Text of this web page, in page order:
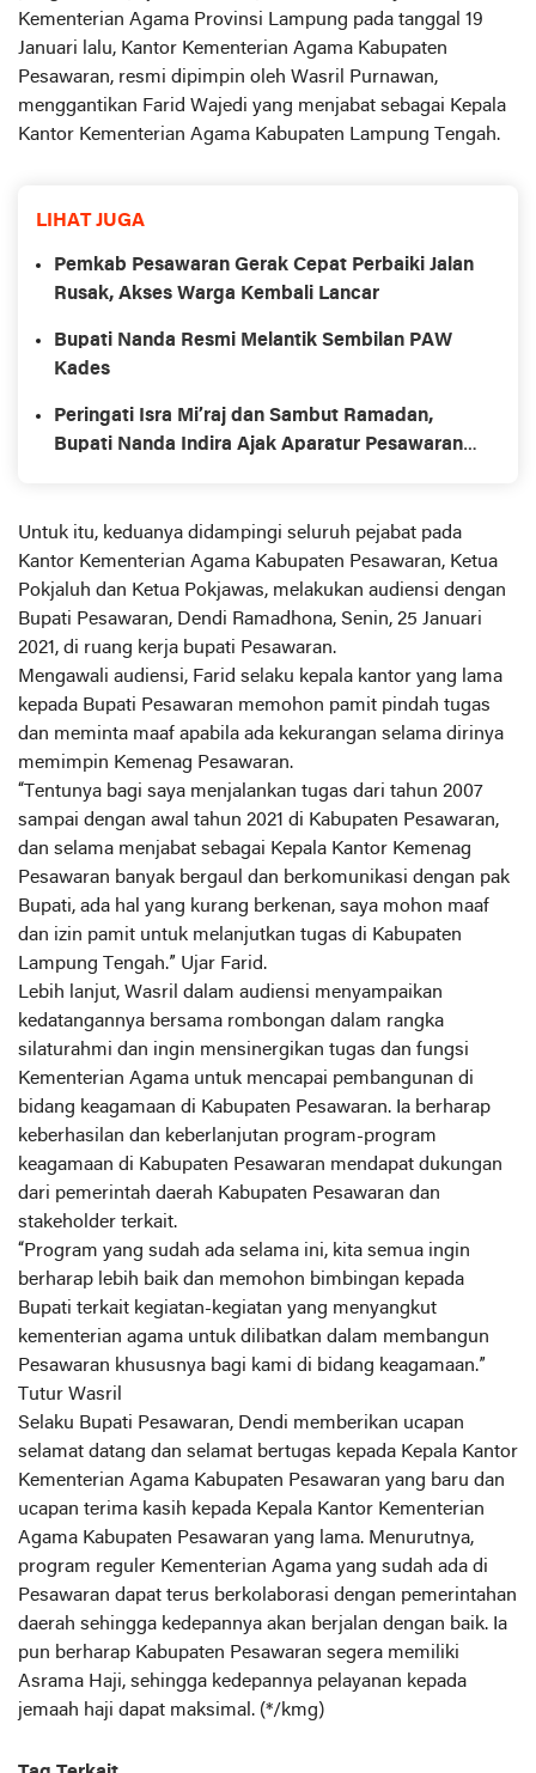
Kementerian Agama Provinsi Lampung pada tanggal 19
Januari lalu, Kantor Kementerian Agama Kabupaten
Pesawaran, resmi dipimpin oleh Wasril Purnawan,
menggantikan Farid Wajedi yang menjabat sebagai Kepala
Kantor Kementerian Agama Kabupaten Lampung Tengah.
LIHAT JUGA
Pemkab Pesawaran Gerak Cepat Perbaiki Jalan
Rusak, Akses Warga Kembali Lancar
Bupati Nanda Resmi Melantik Sembilan PAW
Kades
Peringati Isra Mi’raj dan Sambut Ramadan,
Bupati Nanda Indira Ajak Aparatur Pesawaran
Untuk itu, keduanya didampingi seluruh pejabat pada
Kantor Kementerian Agama Kabupaten Pesawaran, Ketua
Pokjaluh dan Ketua Pokjawas, melakukan audiensi dengan
Bupati Pesawaran, Dendi Ramadhona, Senin, 25 Januari
2021, di ruang kerja bupati Pesawaran.
Mengawali audiensi, Farid selaku kepala kantor yang lama
kepada Bupati Pesawaran memohon pamit pindah tugas
dan meminta maaf apabila ada kekurangan selama dirinya
memimpin Kemenag Pesawaran.
“Tentunya bagi saya menjalankan tugas dari tahun 2007
sampai dengan awal tahun 2021 di Kabupaten Pesawaran,
dan selama menjabat sebagai Kepala Kantor Kemenag
Pesawaran banyak bergaul dan berkomunikasi dengan pak
Bupati, ada hal yang kurang berkenan, saya mohon maaf
dan izin pamit untuk melanjutkan tugas di Kabupaten
Lampung Tengah.” Ujar Farid.
Lebih lanjut, Wasril dalam audiensi menyampaikan
kedatangannya bersama rombongan dalam rangka
silaturahmi dan ingin mensinergikan tugas dan fungsi
Kementerian Agama untuk mencapai pembangunan di
bidang keagamaan di Kabupaten Pesawaran. Ia berharap
keberhasilan dan keberlanjutan program-program
keagamaan di Kabupaten Pesawaran mendapat dukungan
dari pemerintah daerah Kabupaten Pesawaran dan
stakeholder terkait.
“Program yang sudah ada selama ini, kita semua ingin
berharap lebih baik dan memohon bimbingan kepada
Bupati terkait kegiatan-kegiatan yang menyangkut
kementerian agama untuk dilibatkan dalam membangun
Pesawaran khususnya bagi kami di bidang keagamaan.”
Tutur Wasril
Selaku Bupati Pesawaran, Dendi memberikan ucapan
selamat datang dan selamat bertugas kepada Kepala Kantor
Kementerian Agama Kabupaten Pesawaran yang baru dan
ucapan terima kasih kepada Kepala Kantor Kementerian
Agama Kabupaten Pesawaran yang lama. Menurutnya,
program reguler Kementerian Agama yang sudah ada di
Pesawaran dapat terus berkolaborasi dengan pemerintahan
daerah sehingga kedepannya akan berjalan dengan baik. Ia
pun berharap Kabupaten Pesawaran segera memiliki
Asrama Haji, sehingga kedepannya pelayanan kepada
jemaah haji dapat maksimal. (*/kmg)